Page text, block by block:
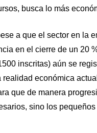
busca lo más
a que el sector en la
en el cierre de un 20
inscritas) aún se
económica
que de manera
sino los